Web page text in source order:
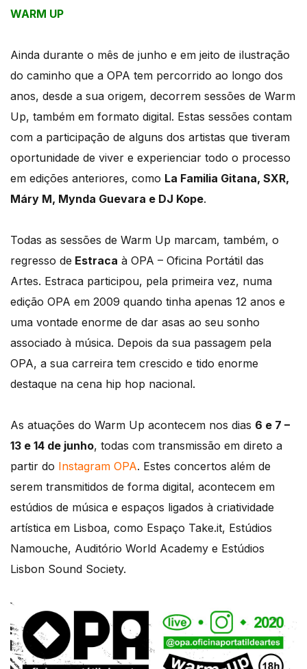
WARM UP
Ainda durante o mês de junho e em jeito de ilustração
do caminho que a OPA tem percorrido ao longo dos
anos, desde a sua origem, decorrem sessões de Warm
Up, também em formato digital. Estas sessões contam
com a participação de alguns dos artistas que tiveram
oportunidade de viver e experienciar todo o processo
em edições anteriores, como La Familia Gitana, SXR,
Máry M, Mynda Guevara e DJ Kope.
Todas as sessões de Warm Up marcam, também, o
regresso de Estraca à OPA – Oficina Portátil das
Artes. Estraca participou, pela primeira vez, numa
edição OPA em 2009 quando tinha apenas 12 anos e
uma vontade enorme de dar asas ao seu sonho
associado à música. Depois da sua passagem pela
OPA, a sua carreira tem crescido e tido enorme
destaque na cena hip hop nacional.
As atuações do Warm Up acontecem nos dias 6 e 7 –
13 e 14 de junho, todas com transmissão em direto a
partir do Instagram OPA. Estes concertos além de
serem transmitidos de forma digital, acontecem em
estúdios de música e espaços ligados à criatividade
artística em Lisboa, como Espaço Take.it, Estúdios
Namouche, Auditório World Academy e Estúdios
Lisbon Sound Society.